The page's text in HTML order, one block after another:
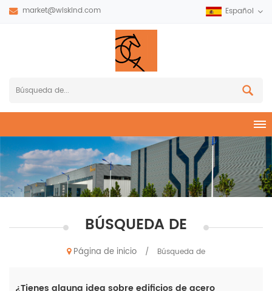
market@wiskind.com Español
BÚSQUEDA DE
Página de inicio / Búsqueda de